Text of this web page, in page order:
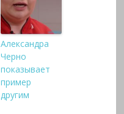
Александра
Черно
показывает
пример
другим